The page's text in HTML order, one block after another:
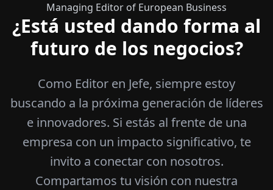
Managing Editor of European Business
¿Está usted dando forma al
futuro de los negocios?
Como Editor en Jefe, siempre estoy
buscando a la próxima generación de líderes
e innovadores. Si estás al frente de una
empresa con un impacto significativo, te
invito a conectar con nosotros.
Compartamos tu visión con nuestra